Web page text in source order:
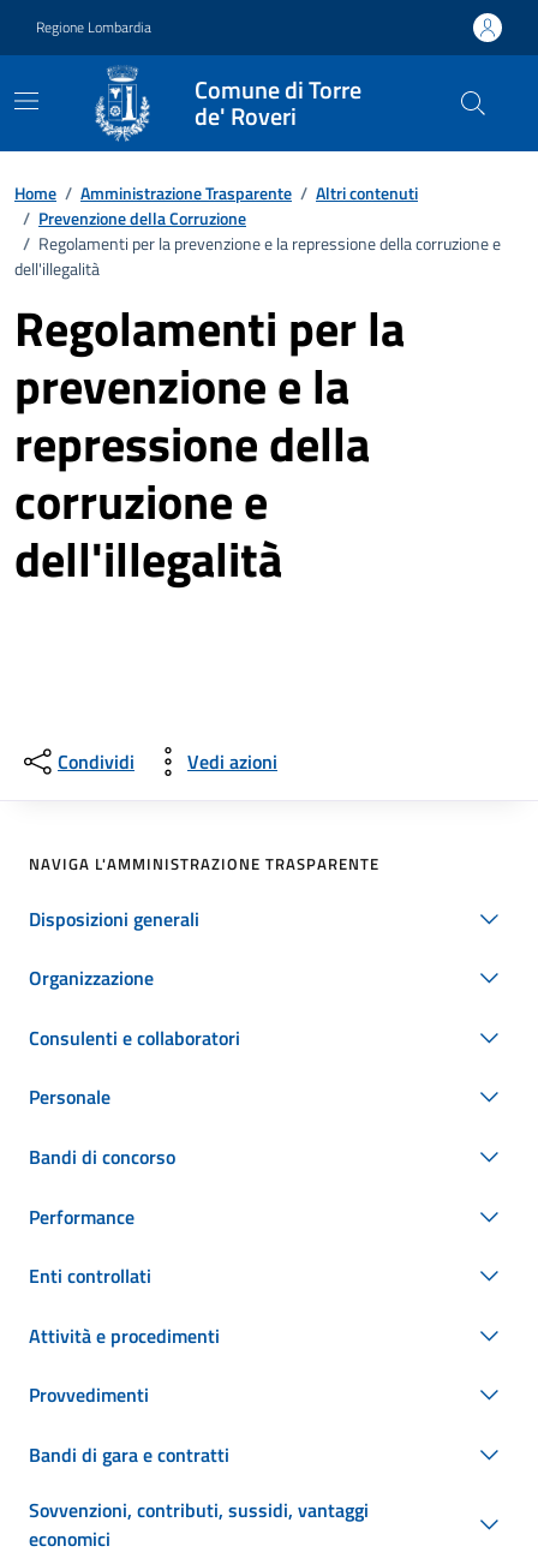
Regione Lombardia
Comune di Torre
de' Roveri
Home / Amministrazione Trasparente / Altri contenuti
/ Prevenzione della Corruzione
/ Regolamenti per la prevenzione e la repressione della corruzione e
dell'illegalità
Regolamenti per la
prevenzione e la
repressione della
corruzione e
dell'illegalità
Condividi Vedi azioni
NAVIGA L'AMMINISTRAZIONE TRASPARENTE
Disposizioni generali
Organizzazione
Consulenti e collaboratori
Personale
Bandi di concorso
Performance
Enti controllati
Attività e procedimenti
Provvedimenti
Bandi di gara e contratti
Sovvenzioni, contributi, sussidi, vantaggi
economici